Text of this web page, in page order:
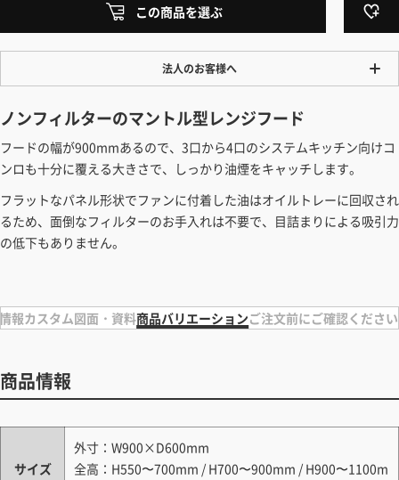
この商品を選ぶ
法人のお客様へ
ワンプライス販売
法人・個人様いずれも全て一律の価格で販売しております。法人/個人
事業主様には「請求書払い」も対応しています。
「請求書払い」の詳細はこちら
カートでのお見積り機能
「この商品を選ぶ」からご希望の商品をカートに入れていただき、お届
見積もりガイドはこちら
ノンフィルターのマントル型レンジフード
フードの幅が900mmあるので、3口から4口のシステムキッチン向けコ
ンロも十分に覆える大きさで、しっかり油煙をキャッチします。
フラットなパネル形状でファンに付着した油はオイルトレーに回収され
るため、面倒なフィルターのお手入れは不要で、目詰まりによる吸引力
の低下もありません。
報カスタム図面・資料商品バリエーションご注文前にご確認ください
商品情報
サイズ
外寸：W900×D600mm
全高：H550〜700mm / H700〜900mm / H900〜1100m